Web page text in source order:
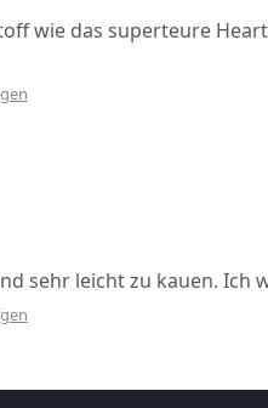
wie das superteure
sehr leicht zu kauen.